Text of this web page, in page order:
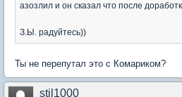
азозлил и он сказал что после
З.Ы. радуйтесь))
Ты не перепутал это с Комариком?
stil1000